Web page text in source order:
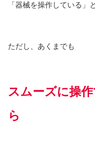
「器械を操作している」
ただし、あくまでも
スムーズに操
ら